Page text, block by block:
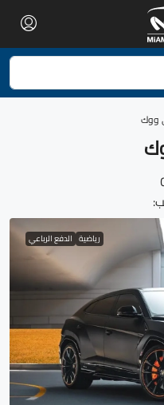
ووك
رياضية الدفع الرباعي